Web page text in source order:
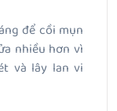
để cồi mụn
nhiều hơn vì
và lây lan vi